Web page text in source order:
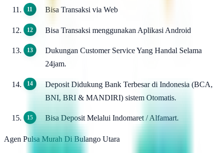
Bisa Transaksi via Web
Bisa Transaksi menggunakan Aplikasi Android
Dukungan Customer Service Yang Handal Selama
24jam.
Deposit Didukung Bank Terbesar di Indonesia (BCA,
BNI, BRI & MANDIRI) sistem Otomatis.
Bisa Deposit Melalui Indomaret / Alfamart.
Agen Pulsa Murah Di Bulango Utara